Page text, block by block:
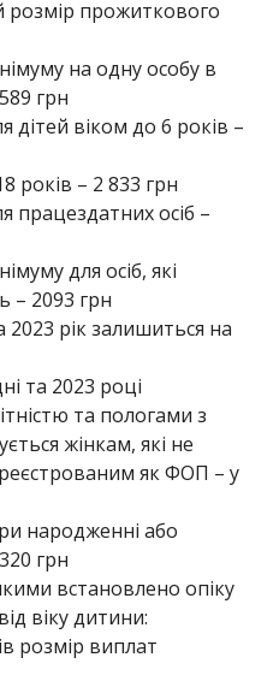
розмір прожиткового
на одну особу в
грн
віком до 6 років –
років – 2 833 грн
працездатних осіб –
для осіб, які
– 2093 грн
рік залишиться на
та 2023 році
та пологами з
жінкам, які не
як ФОП – у
народженні або
грн
встановлено опіку
віку дитини:
розмір виплат